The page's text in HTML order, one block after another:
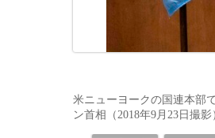
米ニューヨークの国連本部
ン首相（2018年9月23日撮